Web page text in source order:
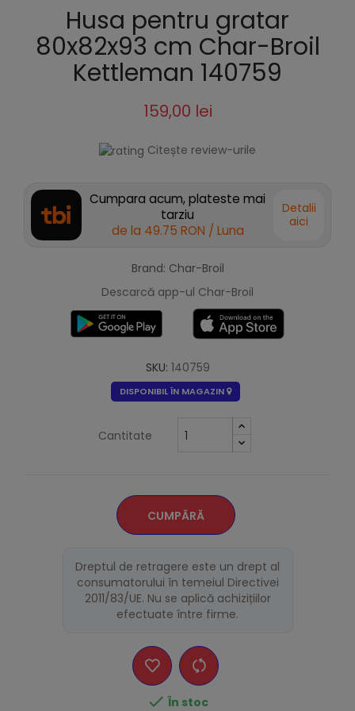
Husa pentru gratar
80x82x93 cm Char-Broil
Kettleman 140759
159,00 lei
Citește review-urile
Cumpara acum, plateste mai
tarziu
de la 49.75 RON / Luna
Detalii
aici
Brand: Char-Broil
Descarcă app-ul Char-Broil
SKU: 140759
DISPONIBIL ÎN MAGAZIN
Cantitate
CUMPĂRĂ
Dreptul de retragere este un drept al
consumatorului în temeiul Directivei
2011/83/UE. Nu se aplică achizițiilor
efectuate între firme.
 În stoc